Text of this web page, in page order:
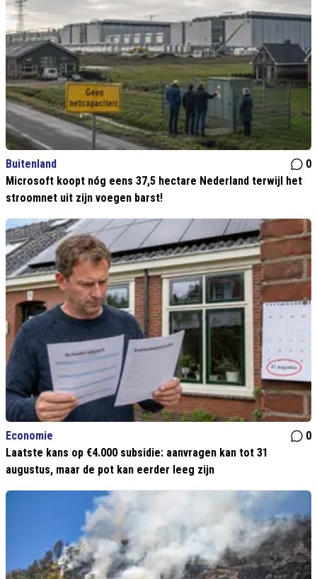
Buitenland
0
Microsoft koopt nóg eens 37,5 hectare Nederland terwijl het
stroomnet uit zijn voegen barst!
Economie
0
Laatste kans op €4.000 subsidie: aanvragen kan tot 31
augustus, maar de pot kan eerder leeg zijn